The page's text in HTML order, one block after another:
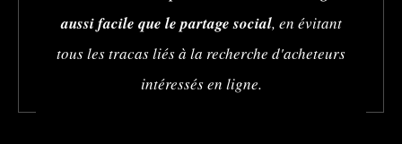
aussi facile que le partage social, en évitant
tous les tracas liés à la recherche d'acheteurs
intéressés en ligne.